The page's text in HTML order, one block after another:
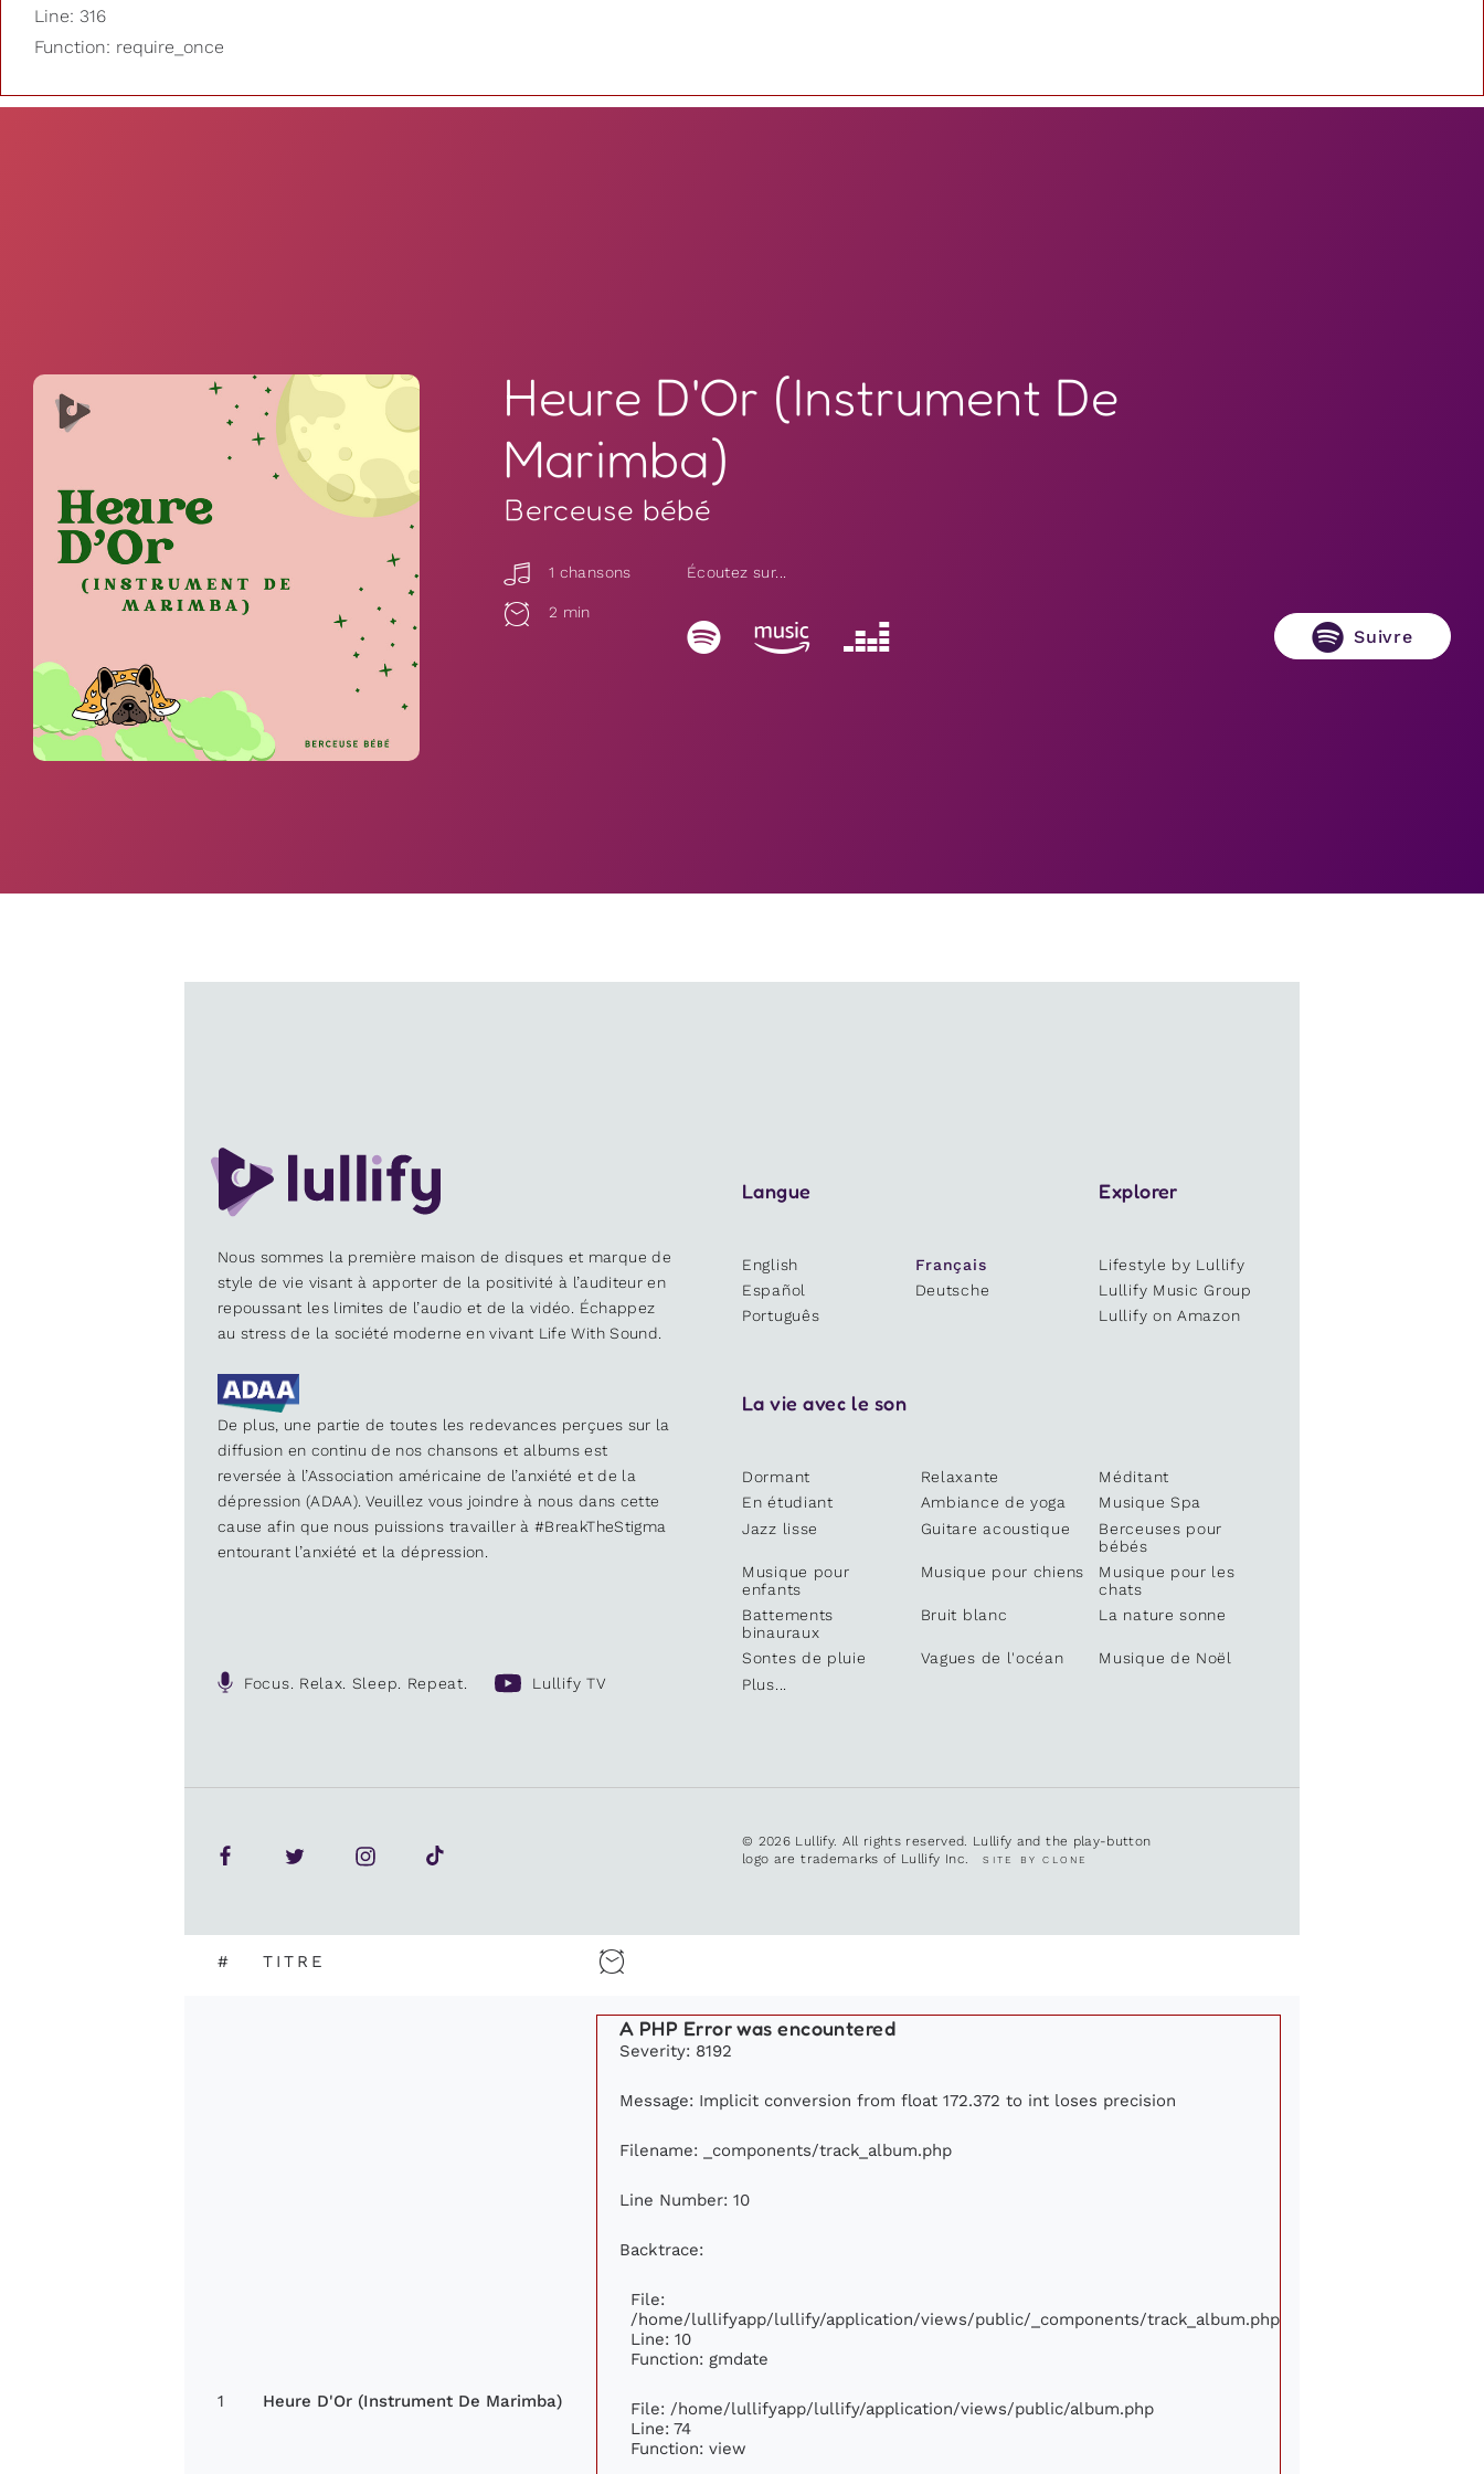
Line: 316
Function: require_once
Heure D'Or (Instrument De
Marimba)
Berceuse bébé
1 chansons
2 min
Écoutez sur...
Suivre
Nous sommes la première maison de disques et marque de
style de vie visant à apporter de la positivité à l’auditeur en
repoussant les limites de l’audio et de la vidéo. Échappez
au stress de la société moderne en vivant Life With Sound.
De plus, une partie de toutes les redevances perçues sur la
diffusion en continu de nos chansons et albums est
reversée à l’Association américaine de l’anxiété et de la
dépression (ADAA). Veuillez vous joindre à nous dans cette
cause afin que nous puissions travailler à #BreakTheStigma
entourant l’anxiété et la dépression.
Focus. Relax. Sleep. Repeat. Lullify TV
Langue
English
Français
Español
Deutsche
Português
Explorer
Lifestyle by Lullify
Lullify Music Group
Lullify on Amazon
La vie avec le son
Dormant Relaxante
Méditant
En étudiant
Ambiance de yoga
Musique Spa
Jazz lisse
Guitare acoustique
Berceuses pour
bébés
Musique pour
enfants
Musique pour chiens
Musique pour les
chats
Battements
binauraux
Bruit blanc La nature sonne
Sontes de pluie Vagues de l'océan
Musique de Noël
Plus...
© 2026 Lullify. All rights reserved. Lullify and the play-button
logo are trademarks of Lullify Inc.SITE BY CLONE
# TITRE
1 Heure D'Or (Instrument De Marimba)
A PHP Error was encountered
Severity: 8192
Message: Implicit conversion from float 172.372 to int loses precision
Filename: _components/track_album.php
Line Number: 10
Backtrace:
File:
/home/lullifyapp/lullify/application/views/public/_components/track_album.php
Line: 10
Function: gmdate
File: /home/lullifyapp/lullify/application/views/public/album.php
Line: 74
Function: view